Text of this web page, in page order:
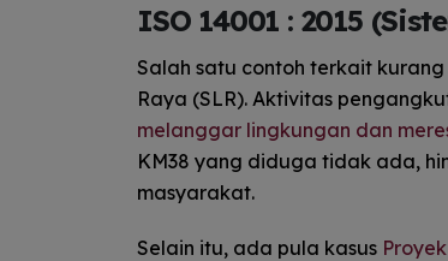
ISO 14001 : 2015
Salah satu contoh terkait
Raya (SLR). Aktivitas
melanggar lingkungan dan
KM38 yang diduga tidak ada,
masyarakat.
Selain itu, ada pula kasus